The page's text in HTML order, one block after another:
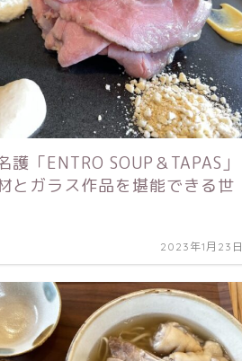
護「ENTRO SOUP＆TAPAS」
とガラス作品を堪能できる世
2023年1月23日